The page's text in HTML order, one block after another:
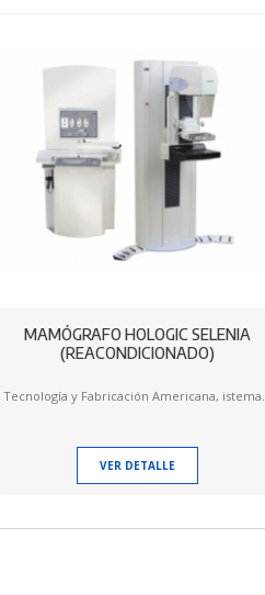
MAMÓGRAFO HOLOGIC SELENIA
(REACONDICIONADO)
Tecnología y Fabricación Americana, istema...
VER DETALLE